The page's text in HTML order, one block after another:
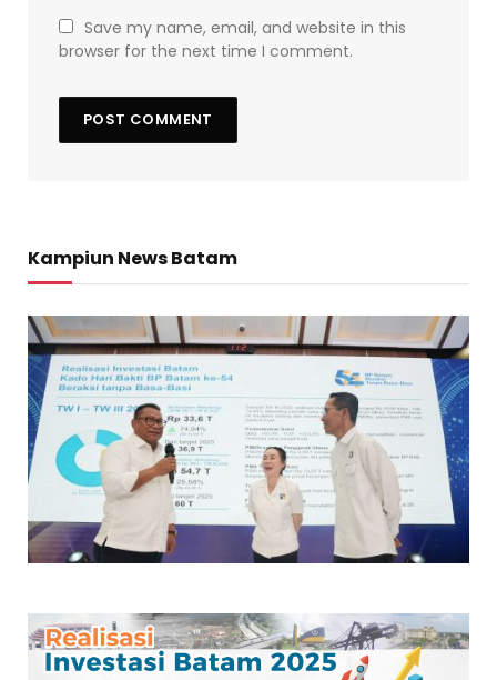
Save my name, email, and website in this
browser for the next time I comment.
Kampiun News Batam